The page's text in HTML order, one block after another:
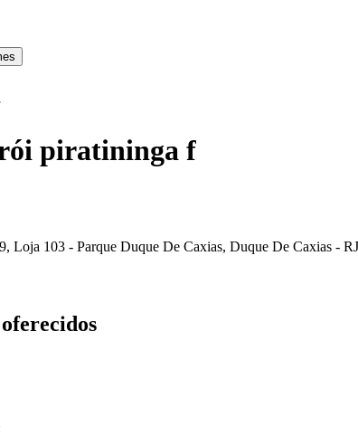
piratininga f
Loja 103 - Parque Duque De Caxias, Duque De Caxias -